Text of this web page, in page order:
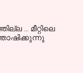
... മീറ്റിലെ